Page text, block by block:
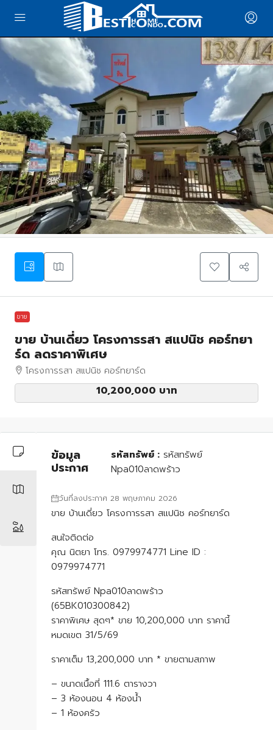
ขาย
ขาย บ้านเดี่ยว โครงการรสา สแปนิช คอร์ทยา
ร์ด ลดราคาพิเศษ
โครงการรสา สแปนิช คอร์ทยาร์ด
10,200,000 บาท
ข้อมูล
ประกาศ
รหัสทรัพย์ :รหัสทรัพย์
Npa010ลาดพร้าว
วันที่ลงประกาศ 28 พฤษภาคม 2026
ขาย บ้านเดี่ยว โครงการรสา สแปนิช คอร์ทยาร์ด
สนใจติดต่อ
คุณ นิตยา โทร. 0979974771 Line ID :
0979974771
รหัสทรัพย์ Npa010ลาดพร้าว
(65BK010300842)
ราคาพิเศษ สุดๆ* ขาย 10,200,000 บาท ราคานี้
หมดเขต 31/5/69
ราคาเต็ม 13,200,000 บาท * ขายตามสภาพ
– ขนาดเนื้อที่ 111.6 ตารางวา
– 3 ห้องนอน 4 ห้องน้ำ
– 1 ห้องครัว